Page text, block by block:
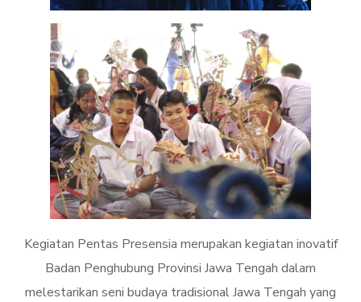
Kegiatan Pentas Presensia merupakan kegiatan inovatif
Badan Penghubung Provinsi Jawa Tengah dalam
melestarikan seni budaya tradisional Jawa Tengah yang